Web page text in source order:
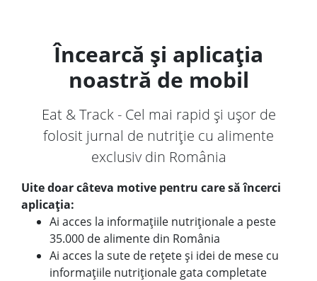
Încearcă și aplicația
noastră de mobil
Eat & Track - Cel mai rapid și ușor de
folosit jurnal de nutriție cu alimente
exclusiv din România
Uite doar câteva motive pentru care să încerci
aplicația:
Ai acces la informațiile nutriționale a peste
35.000 de alimente din România
Ai acces la sute de rețete și idei de mese cu
informațiile nutriționale gata completate